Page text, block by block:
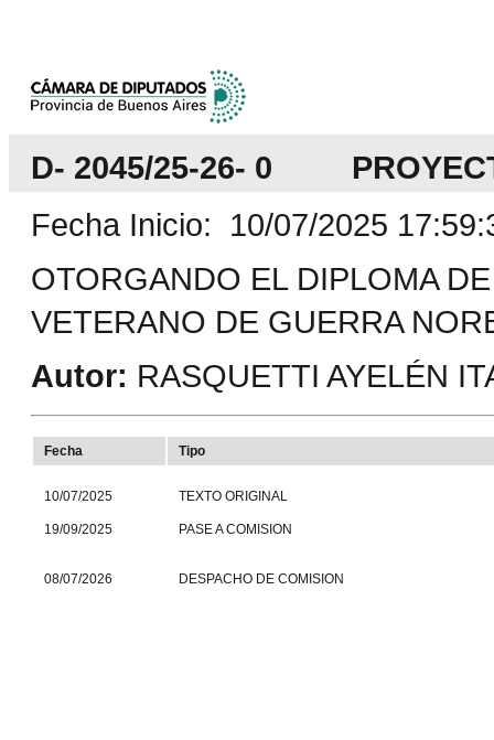
D- 2045/25-26- 0
Fecha Inicio: 10/07/2025
OTORGANDO EL DIPLOMA
VETERANO DE GUERRA
Autor: RASQUETTI AYELÉN
Fecha Tipo
10/07/2025 TEXTO ORIGINAL
19/09/2025 PASE A COMISION
08/07/2026 DESPACHO DE COMISION